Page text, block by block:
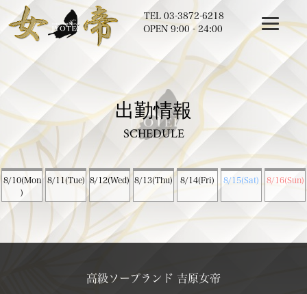
TEL03-3872-6218
OPEN 9:00 - 24:00
出勤情報
SCHEDULE
8/10(Mon
)
8/11(Tue) 8/12(Wed) 8/13(Thu) 8/14(Fri) 8/15(Sat) 8/16(Sun)
高級ソープランド 吉原女帝